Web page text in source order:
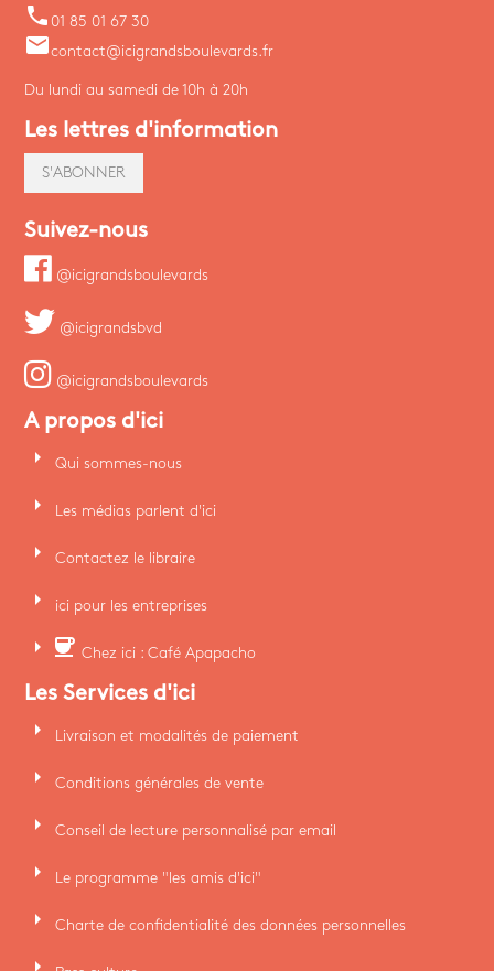
phone 01 85 01 67 30
emailcontact@icigrandsboulevards.fr
Du lundi au samedi de 10h à 20h
Les lettres d'information
S'ABONNER
Suivez-nous
@icigrandsboulevards
@icigrandsbvd
@icigrandsboulevards
A propos d'ici
arrow_right Qui sommes-nous
arrow_right Les médias parlent d'ici
arrow_right Contactez le libraire
arrow_right ici pour les entreprises
arrow_right coffee Chez ici : Café Apapacho
Les Services d'ici
arrow_right Livraison et modalités de paiement
arrow_right Conditions générales de vente
arrow_right Conseil de lecture personnalisé par email
arrow_right Le programme "les amis d'ici"
arrow_right Charte de confidentialité des données personnelles